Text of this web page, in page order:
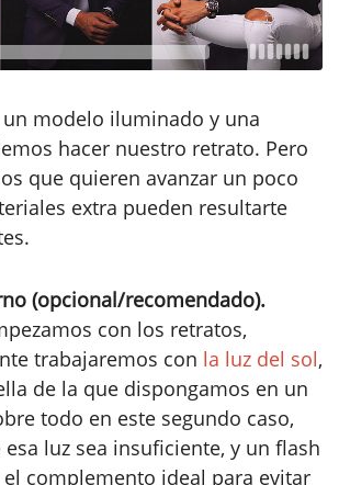
modelo iluminado y una
hacer nuestro retrato. Pero
que quieren avanzar un poco
extra pueden resultarte
(opcional/recomendado).
con los retratos,
trabajaremos con la luz del sol,
de la que dispongamos en un
todo en este segundo caso,
luz sea insuficiente, y un flash
el complemento ideal para evitar